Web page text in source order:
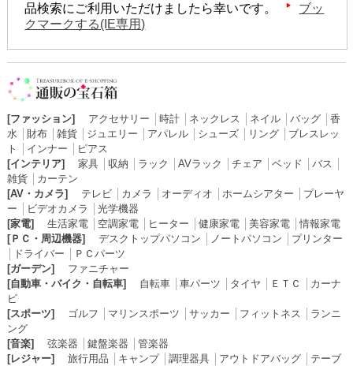
品検索にご利用いただけましたら幸いです。
ブッ
クマークする(IE専用)
[ファッション] アクセサリー 時計│ ネックレス ネイル│ バッグ│ 香
水
財布│ 雑貨│ ジュエリー アパレル│ シューズ│ リング│ ブレスレッ
ト
インナー
ピアス
[インテリア]
家具│ 収納 ラック AVラック チェア ベッド バス
雑貨│ カーテン
[AV・カメラ]
テレビ│ カメラ オーディオ ホームシアター
プレーヤ
ー
ビデオカメラ
光学機器
[家電]
生活家電│ 空調家電│ ヒーター 健康家電│ 美容家電│情報家電
[ＰＣ・周辺機器]
デスクトップパソコン ノートパソコン
プリンター
ドライバー
ＰＣパーツ
[ガーデン]
ファニチャー
[自動車・バイク・自転車]
自転車│ 車パーツ タイヤ ＥＴＣ
カーナ
ビ
[スポーツ]
ゴルフ マリンスポーツ サッカー フィットネス
ランニ
ング
[音楽]
弦楽器 鍵盤楽器
管楽器
[レジャー]
旅行用品 キャンプ│ 調理器具│ アウトドアバッグ│ テーブ